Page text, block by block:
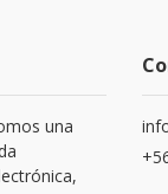
una